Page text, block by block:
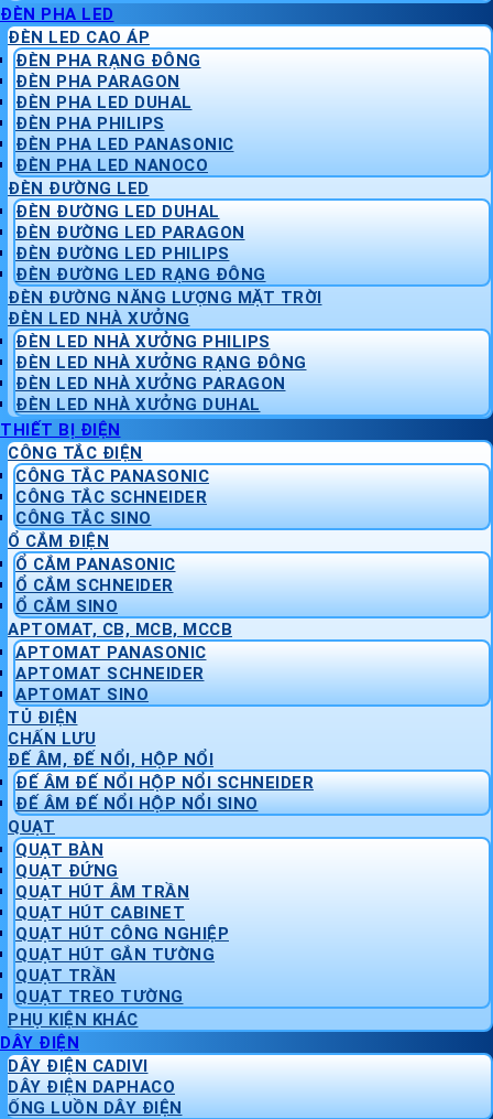
ĐÈN PHA LED
ĐÈN LED CAO ÁP
ĐÈN PHA RẠNG ĐÔNG
ĐÈN PHA PARAGON
ĐÈN PHA LED DUHAL
ĐÈN PHA PHILIPS
ĐÈN PHA LED PANASONIC
ĐÈN PHA LED NANOCO
ĐÈN ĐƯỜNG LED
ĐÈN ĐƯỜNG LED DUHAL
ĐÈN ĐƯỜNG LED PARAGON
ĐÈN ĐƯỜNG LED PHILIPS
ĐÈN ĐƯỜNG LED RẠNG ĐÔNG
ĐÈN ĐƯỜNG NĂNG LƯỢNG MẶT TRỜI
ĐÈN LED NHÀ XƯỞNG
ĐÈN LED NHÀ XƯỞNG PHILIPS
ĐÈN LED NHÀ XƯỞNG RẠNG ĐÔNG
ĐÈN LED NHÀ XƯỞNG PARAGON
ĐÈN LED NHÀ XƯỞNG DUHAL
THIẾT BỊ ĐIỆN
CÔNG TẮC ĐIỆN
CÔNG TẮC PANASONIC
CÔNG TẮC SCHNEIDER
CÔNG TẮC SINO
Ổ CẮM ĐIỆN
Ổ CẮM PANASONIC
Ổ CẮM SCHNEIDER
Ổ CẮM SINO
APTOMAT, CB, MCB, MCCB
APTOMAT PANASONIC
APTOMAT SCHNEIDER
APTOMAT SINO
TỦ ĐIỆN
CHẤN LƯU
ĐẾ ÂM, ĐẾ NỔI, HỘP NỔI
ĐẾ ÂM ĐẾ NỔI HỘP NỔI SCHNEIDER
ĐẾ ÂM ĐẾ NỔI HỘP NỔI SINO
QUẠT
QUẠT BÀN
QUẠT ĐỨNG
QUẠT HÚT ÂM TRẦN
QUẠT HÚT CABINET
QUẠT HÚT CÔNG NGHIỆP
QUẠT HÚT GẮN TƯỜNG
QUẠT TRẦN
QUẠT TREO TƯỜNG
PHỤ KIỆN KHÁC
DÂY ĐIỆN
DÂY ĐIỆN CADIVI
DÂY ĐIỆN DAPHACO
ỐNG LUỒN DÂY ĐIỆN